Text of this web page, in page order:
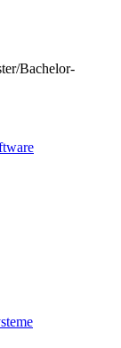
Bachelor-